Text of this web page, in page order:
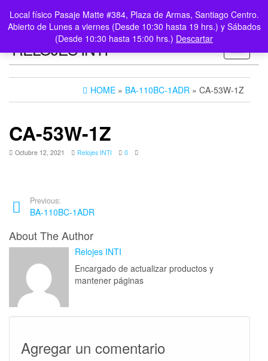
Local físico Pasaje Matte #384, Plaza de Armas, Santiago Centro.
Abierto de Lunes a viernes (Desde 10:30 hasta 19 hrs.) y Sábados
(Desde 10:30 hasta 15:00 hrs.) Descartar
LOGIN /
REGISTER
0
$0
Toggle
RELOJES INTI
HOME » BA-110BC-1ADR » CA-53W-1Z
CA-53W-1Z
Octubre 12, 2021 Relojes INTI 0
Previous:
BA-110BC-1ADR
About The Author
Relojes INTI
Encargado de actualizar productos y
mantener páginas
Agregar un comentario